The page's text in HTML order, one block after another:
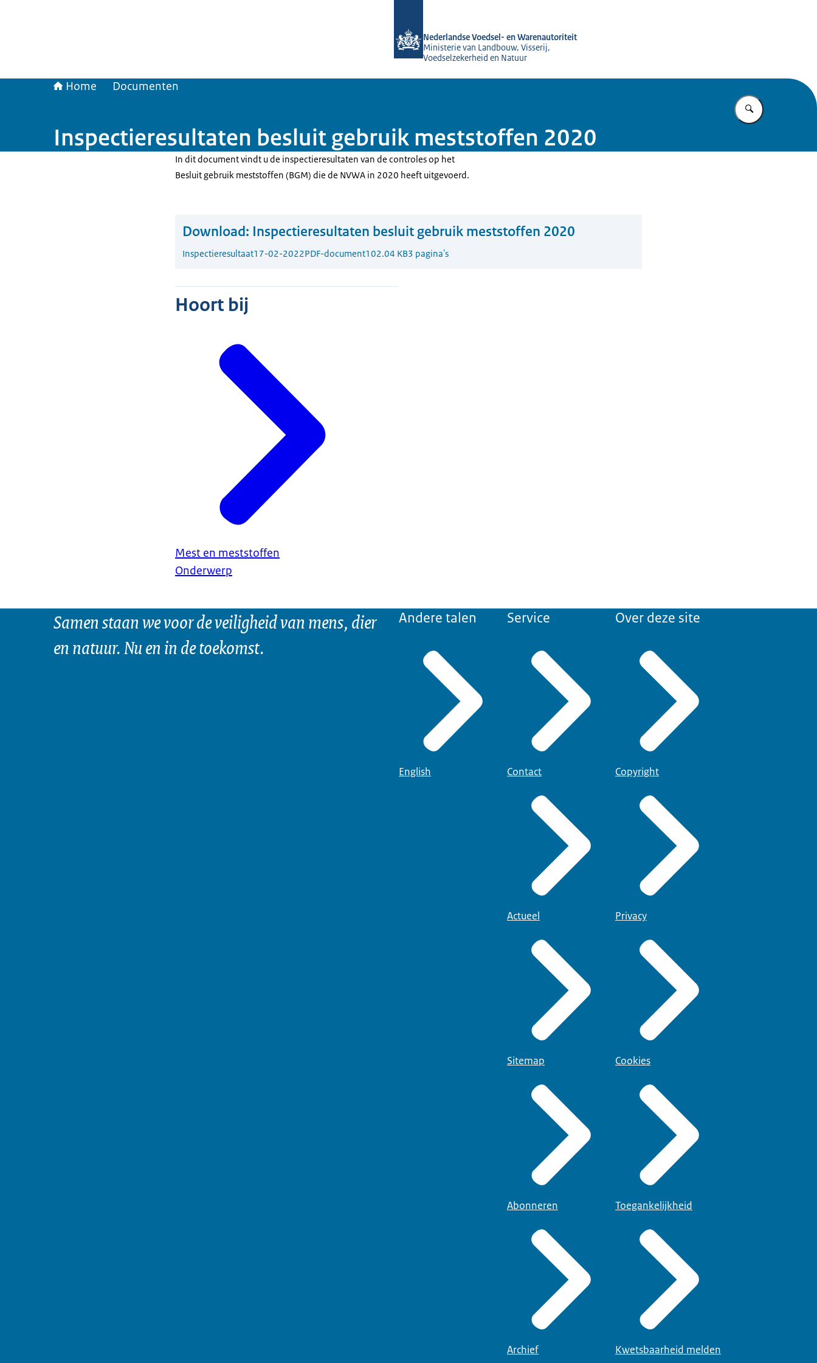
Nederlandse Voedsel- en Warenautoriteit
Ministerie van Landbouw, Visserij,
Voedselzekerheid en Natuur
Home Documenten
Vul in wat u
Inspectieresultaten besluit gebruik meststoffen 2020
In dit document vindt u de inspectieresultaten van de controles op het
Besluit gebruik meststoffen (BGM) die de NVWA in 2020 heeft uitgevoerd.
Download: Inspectieresultaten besluit gebruik meststoffen 2020
Inspectieresultaat17-02-2022PDF-document102.04 KB3 pagina's
Hoort bij
Mest en meststoffen
Onderwerp
Samen staan we voor de veiligheid van mens, dier
en natuur. Nu en in de toekomst.
Andere talen
English
Service
Contact
Actueel
Sitemap
Abonneren
Archief
Over deze site
Copyright
Privacy
Cookies
Toegankelijkheid
Kwetsbaarheid melden